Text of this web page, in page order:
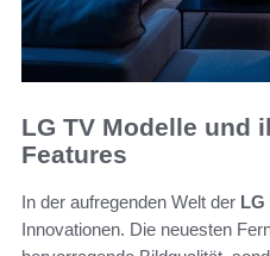
LG TV Modelle und
Features
In der aufregenden Welt der LG
Innovationen. Die neuesten